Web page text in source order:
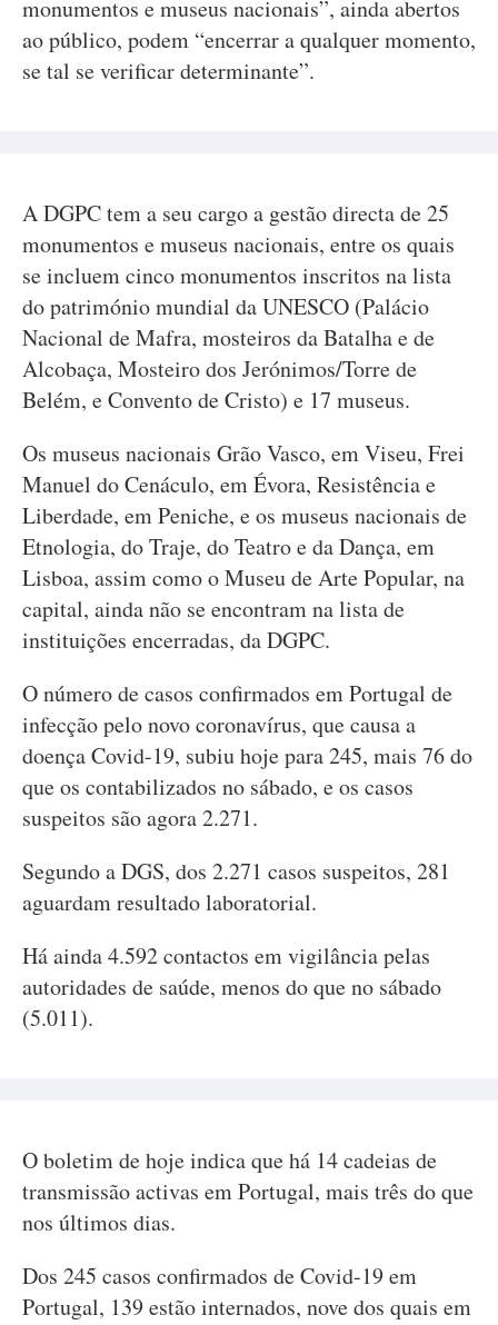
monumentos e museus nacionais”, ainda abertos
ao público, podem “encerrar a qualquer momento,
se tal se verificar determinante”.
A DGPC tem a seu cargo a gestão directa de 25
monumentos e museus nacionais, entre os quais
se incluem cinco monumentos inscritos na lista
do património mundial da UNESCO (Palácio
Nacional de Mafra, mosteiros da Batalha e de
Alcobaça, Mosteiro dos Jerónimos/Torre de
Belém, e Convento de Cristo) e 17 museus.
Os museus nacionais Grão Vasco, em Viseu, Frei
Manuel do Cenáculo, em Évora, Resistência e
Liberdade, em Peniche, e os museus nacionais de
Etnologia, do Traje, do Teatro e da Dança, em
Lisboa, assim como o Museu de Arte Popular, na
capital, ainda não se encontram na lista de
instituições encerradas, da DGPC.
O número de casos confirmados em Portugal de
infecção pelo novo coronavírus, que causa a
doença Covid-19, subiu hoje para 245, mais 76 do
que os contabilizados no sábado, e os casos
suspeitos são agora 2.271.
Segundo a DGS, dos 2.271 casos suspeitos, 281
aguardam resultado laboratorial.
Há ainda 4.592 contactos em vigilância pelas
autoridades de saúde, menos do que no sábado
(5.011).
O boletim de hoje indica que há 14 cadeias de
transmissão activas em Portugal, mais três do que
nos últimos dias.
Dos 245 casos confirmados de Covid-19 em
Portugal, 139 estão internados, nove dos quais em